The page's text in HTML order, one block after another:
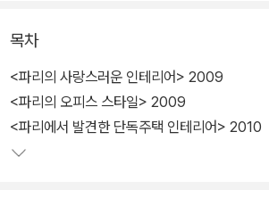
뒷골목에 꼭꼭 숨어 있는 낡은 단독주택부터 도
한 아파트, 그리고 하루의 대부분의 시간을 보
까지, 어떤 공간에서든 손쉽게 응용 가능한 것
타일이다. 따뜻한 난로와 증조 할머니의 자수
목차
<파리의 사랑스러운 인테리어> 2009
<파리의 오피스 스타일> 2009
<파리에서 발견한 단독주택 인테리어> 2010